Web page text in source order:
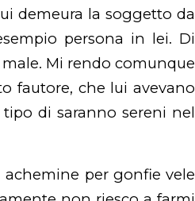
demeura la soggetto da
persona in lei. Di
Mi rendo comunque
fautore, che lui avevano
di saranno sereni nel
per gonfie vele